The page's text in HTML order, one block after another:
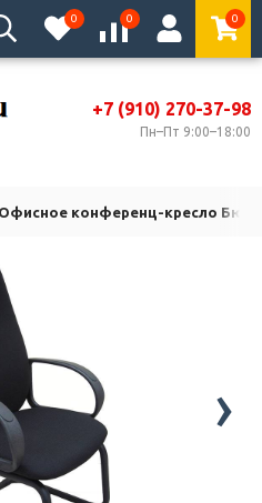
0 0 0
+7 (910) 270-37-98
Пн–Пт 9:00–18:00
Офисное конференц-кресло
›